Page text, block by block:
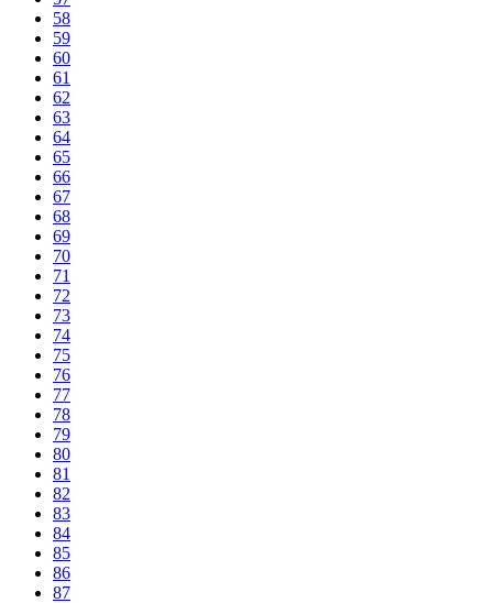
58
59
60
61
62
63
64
65
66
67
68
69
70
71
72
73
74
75
76
77
78
79
80
81
82
83
84
85
86
87